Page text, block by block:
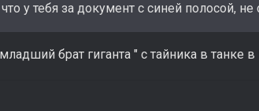
что у тебя за документ с синей полосой, не
брат гиганта " с тайника в танке